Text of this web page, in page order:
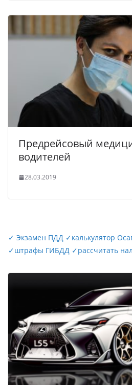
Предрейсовый
водителей
28.03.2019
✓ Экзамен ПДД ✓калькулятор
✓штрафы ГИБДД ✓рассчитать